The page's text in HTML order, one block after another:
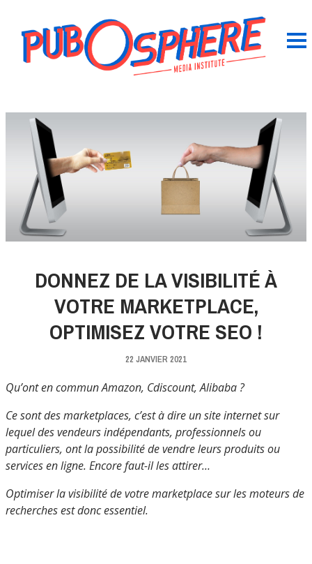
DONNEZ DE LA VISIBILITÉ À
VOTRE MARKETPLACE,
OPTIMISEZ VOTRE SEO !
22 JANVIER 2021
Qu’ont en commun Amazon, Cdiscount, Alibaba ?
Ce sont des marketplaces, c’est à dire un site internet sur
lequel des vendeurs indépendants, professionnels ou
particuliers, ont la possibilité de vendre leurs produits ou
services en ligne. Encore faut-il les attirer…
Optimiser la visibilité de votre marketplace sur les moteurs de
recherches est donc essentiel.